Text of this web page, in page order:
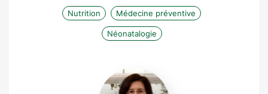
Nutrition
Médecine préventive
Néonatalogie
Sophie
Carenco